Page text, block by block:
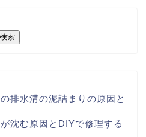
検索
排水溝の泥詰まりの原因と
沈む原因とDIYで修理する